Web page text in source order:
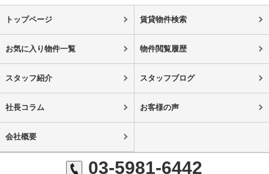
トップページ 賃貸物件検索
お気に入り物件一覧 物件閲覧履歴
スタッフ紹介 スタッフブログ
社長コラム お客様の声
会社概要
03-5981-6442